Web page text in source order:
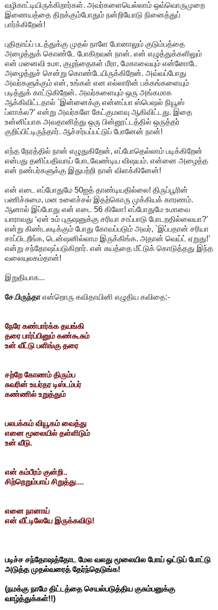
வழிகாட்டியிருக்கிறார்கள். அவர்களையெல்லாம் ஒவ்வொருமுறை
இணையத்தை திறக்கும்போதும் நன்றியோடு நினைத்துப்
பார்க்கிறேன்!
புதிதாய்ப் படத்துக்கு முதல் நாளே போனாலும் குடும்பத்தை
அழைத்துக் கொண்டே போகிறவன் நான். என் எழுத்துக்களிலும்
என் மனைவி உமா, குழந்தைகள் மீரா, மேகாவையும் என்னோடே
அழைத்துச் சென்று கொண்டேயிருக்கிறேன். அவ்வப்போது
அவர்களுக்கும் என், உங்கள் என எல்லாரின் பக்கங்களையும்
படித்துக் காட்டுகிறேன். அவர்களையும் ஒரு அங்கமாக
ஆக்கிவிட்டதால் `இன்னைக்கு என்னப்பா ஸ்பெஷல் நியூஸ்
ப்ளாக்ல?’ என்று அவர்களே கேட்குமளவு ஆகிவிட்டது. இதை
உன்னிப்பாக அவதானித்து ஒரு பின்னூட்டத்தில் ஒருத்தர்
குறிப்பிட்டிருந்தார். ஆச்சர்யப்பட்டுப் போனேன் நான்!
எந்த நேரத்தில் நான் எழுதுகிறேன், எப்போதெல்லாம் படிக்கிறேன்
என்பது தனிப்பதிவாய் போடவேண்டிய விஷயம். என்னை அழைத்த
என் நண்பர்களுக்கு இதுபற்றி நான் விளக்கினேன்!
என் எடை எப்போதுமே 50ஐத் தாண்டியதில்லை! திருப்பூரின்
பணிச்சுமை, மன உளைச்சல் இதற்கொரு முக்கியக் காரணம்.
ஆனால் இப்போது என் எடை 56 கிலோ! எப்போதுமே உமாவை
யாராவது ‘ஏன் உம் புருஷனுக்கு சரியா சாப்பாடு போடறதில்லையா?’
என்று கிண்டலடிக்கும் போது கோவப்படும் அவர், `இப்பதான் சரியா
சாப்பிடறீங்க, டென்ஷனில்லாம இருக்கிங்க. அதான் வெய்ட் ஏறுது!’
என்று சந்தோஷப்படுகிறார். என் சுயத்தை மீட்டுக் கொடுத்தது இந்த
வலையுலகம்தான்!
இறுதியாக...
சே.பிருந்தாஎன்றொரு கவிதாயினி எழுதிய கவிதை:-
நேரே கண்பார்க்க தயங்கி
தரை பார்ப்பினும் கண்கூசும்
உன் வீட்டு பளிங்கு தரை
சற்றே கோணம் திரும்ப
சுவரின் உயர்தர டிஸ்டம்பர்
கண்ணில் உறுத்தும்
பலபக்கம் வியூகம் வைத்து
எனை மூலையில் தள்ளிடும்
உன் வீடு.
என் கம்பீரம் குன்றி..
சிற்றெறும்பாய் சிறுத்து....
எனை நானாய்
என் வீட்டிலேயே இருக்கவிடு!
படிச்ச சந்தோஷத்தோட மேல வலது மூலையில போய் ஒட்டுப் போட்டு
அடுத்த முதல்வரைத் தேர்ந்தெடுங்க!
(நமக்கு நாமே திட்டத்தை செயல்படுத்திய குசும்பனுக்கு
வாழ்த்துக்கள்!!)